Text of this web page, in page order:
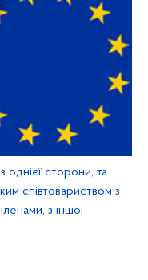
однієї сторони, та
співтовариством з
з іншої